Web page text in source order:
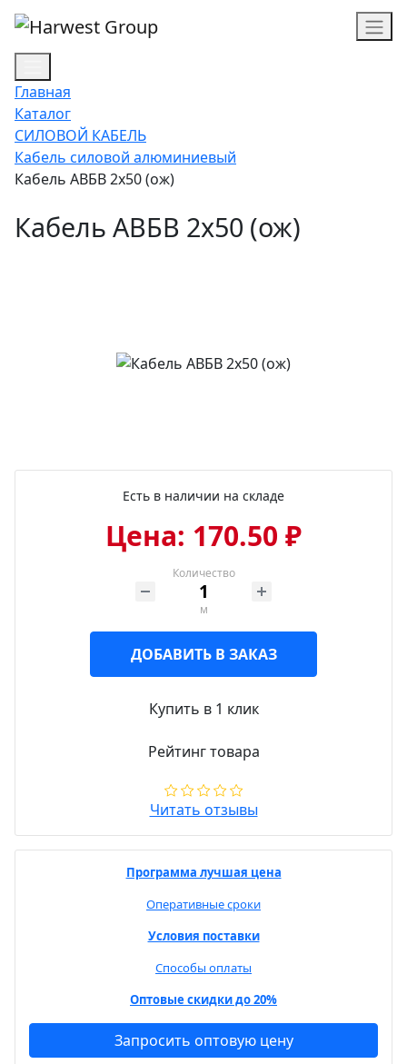
Главная
Каталог
СИЛОВОЙ КАБЕЛЬ
Кабель силовой алюминиевый
Кабель АВБВ 2х50 (ож)
Кабель АВБВ 2х50 (ож)
Есть в наличии на складе
Цена: 170.50 ₽
Количество
м
ДОБАВИТЬ В ЗАКАЗ
Купить в 1 клик
Рейтинг товара
Читать отзывы
Программа лучшая цена
Оперативные сроки
Условия поставки
Способы оплаты
Оптовые скидки до 20%
Запросить оптовую цену